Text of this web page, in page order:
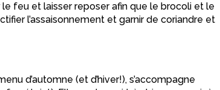
feu et laisser reposer afin que le brocoli et le
l’assaisonnement et garnir de coriandre et
d’automne (et d’hiver!), s’accompagne